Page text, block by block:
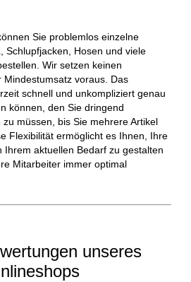
Sie problemlos einzelne
Schlupfjacken, Hosen und viele
Wir setzen keinen
Mindestumsatz voraus. Das
schnell und unkompliziert genau
können, den Sie dringend
müssen, bis Sie mehrere Artikel
Flexibilität ermöglicht es Ihnen, Ihre
Ihrem aktuellen Bedarf zu gestalten
Mitarbeiter immer optimal
unseres